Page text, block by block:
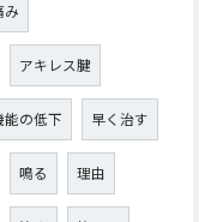
み
アキレス腱
能の低下 早く治す
鳴る 理由